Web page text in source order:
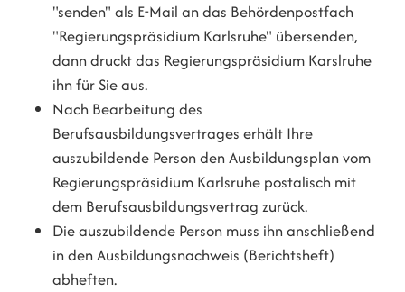
"senden" als E-Mail an das Behördenpostfach
"Regierungspräsidium Karlsruhe" übersenden,
dann druckt das Regierungspräsidium Karslruhe
ihn für Sie aus.
Nach Bearbeitung des
Berufsausbildungsvertrages erhält Ihre
auszubildende Person den Ausbildungsplan vom
Regierungspräsidium Karlsruhe postalisch mit
dem Berufsausbildungsvertrag zurück.
Die auszubildende Person muss ihn anschließend
in den Ausbildungsnachweis (Berichtsheft)
abheften.